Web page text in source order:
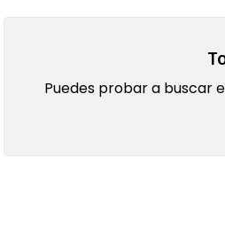
Puedes probar a buscar